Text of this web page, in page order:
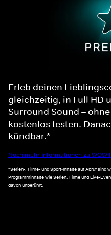
Erleb deinen
gleichzeitig, in Full HD
Surround Sound –
kostenlos testen.
kündbar.*
Noch mehr Informationen zu WOW
*Serien-, Filme- und Sport-Inhalte auf Abruf sind
Programminhalte wie Serien, Filme und Live-
davon unberührt.